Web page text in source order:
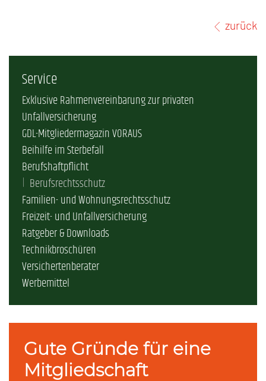
zurück
Service
Exklusive Rahmenvereinbarung zur privaten
Unfallversicherung
GDL-Mitgliedermagazin VORAUS
Beihilfe im Sterbefall
Berufshaftpflicht
Berufsrechtsschutz
Familien- und Wohnungsrechtsschutz
Freizeit- und Unfallversicherung
Ratgeber & Downloads
Technikbroschüren
Versichertenberater
Werbemittel
Gute Gründe für eine
Mitgliedschaft